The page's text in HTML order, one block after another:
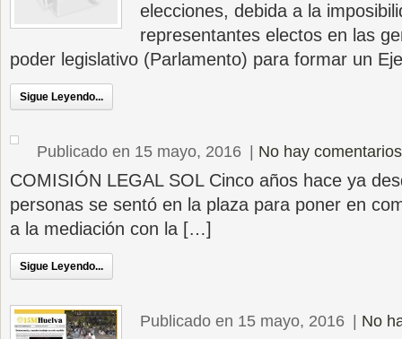
elecciones, debida a la
representantes electos en las
poder legislativo (Parlamento) para formar un
Sigue Leyendo...
Publicado en 15 mayo, 2016 No hay comentarios
COMISIÓN LEGAL SOL Cinco años hace ya
personas se sentó en la plaza para poner en
a la mediación con la […]
Sigue Leyendo...
Publicado en 15 mayo, 2016 No